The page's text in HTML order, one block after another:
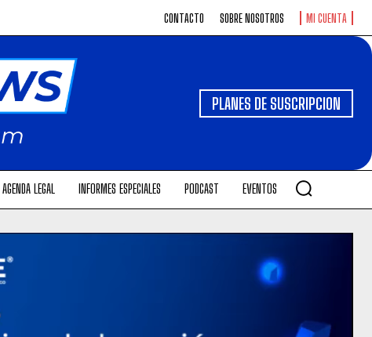
CONTACTO SOBRE NOSOTROS MI CUENTA
PLANES DE SUSCRIPCION
AGENDA LEGAL INFORMES ESPECIALES PODCAST EVENTOS